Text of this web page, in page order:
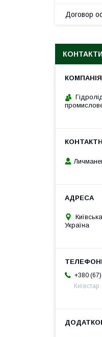
Договор
КОНТАКТИ
Україна
+380
Київстар